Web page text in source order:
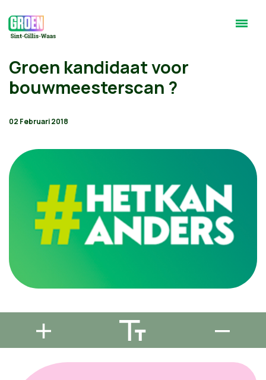
Groen kandidaat voor
bouwmeesterscan ?
02 Februari 2018